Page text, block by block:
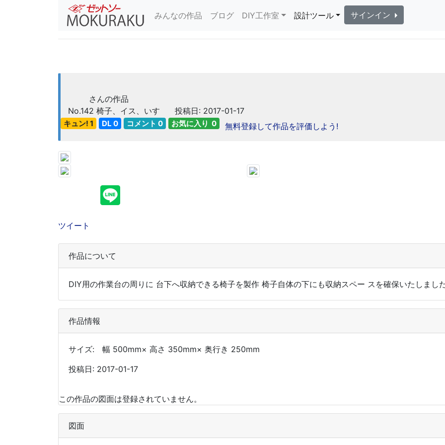
みんなの作品 ブログ DIY工作室 設計ツール サインイン
さんの作品
No.142 椅子、イス、いす 投稿日: 2017-01-17
キュン! 1 DL 0 コメント 0 お気に入り 0 無料登録して作品を評価しよう!
ツイート
作品について
DIY用の作業台の周りに 台下へ収納できる椅子を製作 椅子自体の下にも収納スペー スを確保いたしまし
作品情報
サイズ: 幅 500mm× 高さ 350mm× 奥行き 250mm
投稿日: 2017-01-17
この作品の図面は登録されていません。
図面